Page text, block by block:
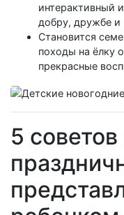
интерактивный
добру, дружбе и
Становится
походы на ёлку
прекрасные
5